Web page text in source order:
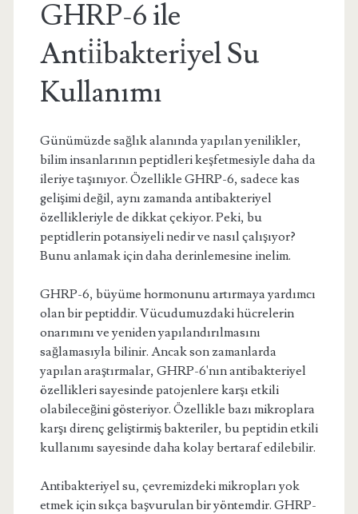
GHRP-6 ile
Anti̇i̇bakteri̇yel Su
Kullanımı
Günümüzde sağlık alanında yapılan yenilikler,
bilim insanlarının peptidleri keşfetmesiyle daha da
ileriye taşınıyor. Özellikle GHRP-6, sadece kas
gelişimi değil, aynı zamanda antibakteriyel
özellikleriyle de dikkat çekiyor. Peki, bu
peptidlerin potansiyeli nedir ve nasıl çalışıyor?
Bunu anlamak için daha derinlemesine inelim.
GHRP-6, büyüme hormonunu artırmaya yardımcı
olan bir peptiddir. Vücudumuzdaki hücrelerin
onarımını ve yeniden yapılandırılmasını
sağlamasıyla bilinir. Ancak son zamanlarda
yapılan araştırmalar, GHRP-6'nın antibakteriyel
özellikleri sayesinde patojenlere karşı etkili
olabileceğini gösteriyor. Özellikle bazı mikroplara
karşı direnç geliştirmiş bakteriler, bu peptidin etkili
kullanımı sayesinde daha kolay bertaraf edilebilir.
Antibakteriyel su, çevremizdeki mikropları yok
etmek için sıkça başvurulan bir yöntemdir. GHRP-